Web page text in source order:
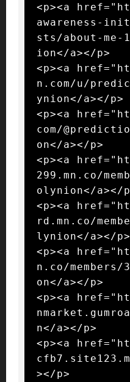
<p><a
awareness-
sts/about-me-
ion</a></p>
<p><a
n.com/u/
ynion</a></p>
<p><a
com/
on</a></p>
<p><a
299.mn.co/
olynion</a></
<p><a
rd.mn.co/
lynion</a></p>
<p><a
n.co/members/
on</a></p>
<p><a
n</a></p>
<p><a
></p>